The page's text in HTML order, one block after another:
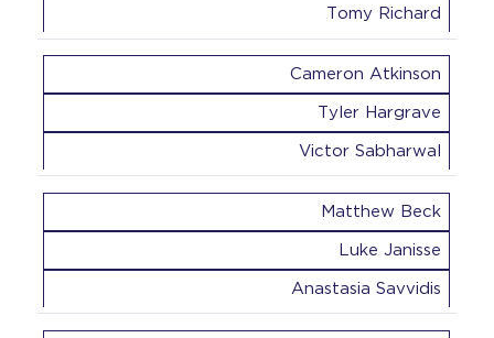
Tomy Richard
Cameron Atkinson
Tyler Hargrave
Victor Sabharwal
Matthew Beck
Luke Janisse
Anastasia Savvidis